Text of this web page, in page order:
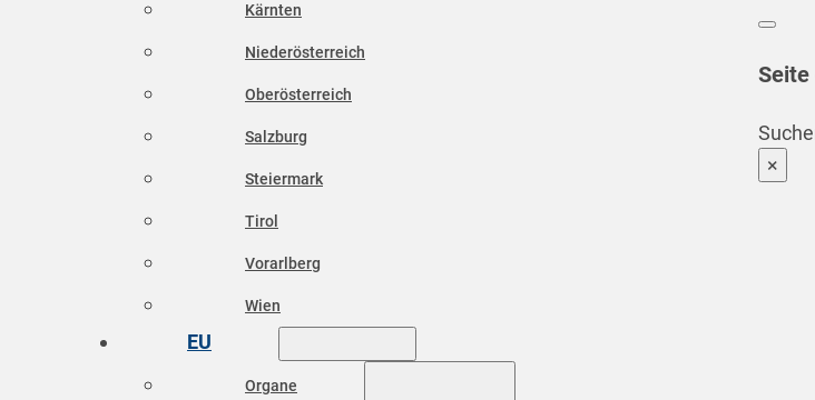
Kärnten
Niederösterreich
Oberösterreich
Salzburg
Steiermark
Tirol
Vorarlberg
Wien
EU
Organe
Seite
×